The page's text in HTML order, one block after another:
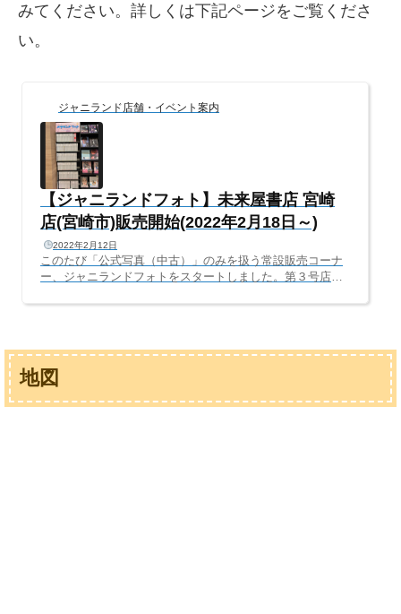
みてください。詳しくは下記ページをご覧くださ
い。
ジャニランド店舗・イベント案内
【ジャニランドフォト】未来屋書店 宮崎
店(宮崎市)販売開始(2022年2月18日～)
2022年2月12日
このたび「公式写真（中古）」のみを扱う常設販売コーナ
ー、ジャニランドフォトをスタートしました。第３号店
の期間限定イベントは、「グッズ」「CD・DVD」「うち
式写真」のバラ売りに絞り、新旧幅広いグループ、メンバ
ーの公式写真を取り扱います。商品を「公式写真」絞るか
わりに、通常の催事よりも長い期間の常設販売コーナーと
なります（※期間は店舗によって異な...
地図